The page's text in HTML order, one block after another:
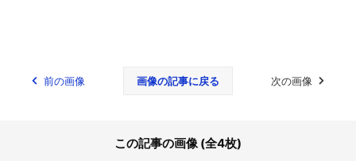
前の画像 画像の記事に戻る 次の画像
この記事の画像 (全4枚)